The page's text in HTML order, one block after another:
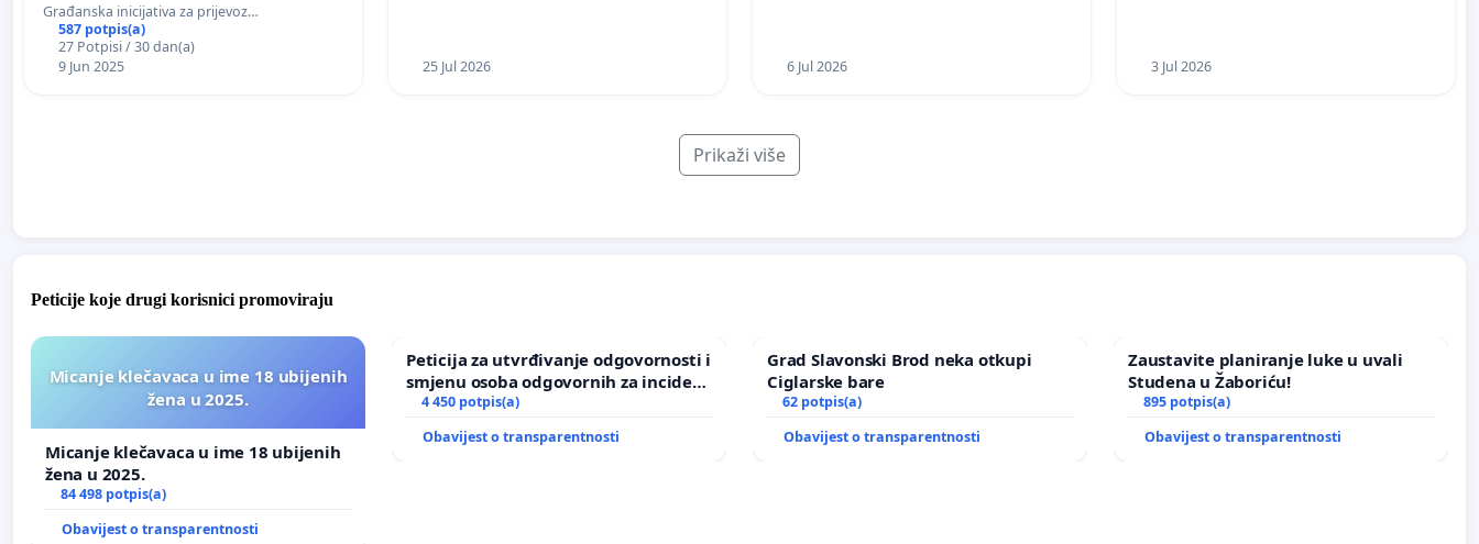
Građanska inicijativa za prijevoz…
587 potpis(a)
27 Potpisi / 30 dan(a)
9 Jun 2025
25 Jul 2026 6 Jul 2026 3 Jul 2026
Prikaži više
Peticije koje drugi korisnici promoviraju
Micanje klečavaca u ime 18 ubijenih
žena u 2025.
Micanje klečavaca u ime 18 ubijenih
žena u 2025.
84 498 potpis(a)
Obavijest o transparentnosti
Peticija za utvrđivanje odgovornosti i
smjenu osoba odgovornih za incident
u Zoološkom vrtu Grada Zagreba
4 450 potpis(a)
Obavijest o transparentnosti
Grad Slavonski Brod neka otkupi
Ciglarske bare
62 potpis(a)
Obavijest o transparentnosti
Zaustavite planiranje luke u uvali
Studena u Žaboriću!
895 potpis(a)
Obavijest o transparentnosti